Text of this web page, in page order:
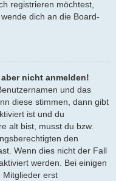
registrieren möchtest,
dich an die Board-
nicht anmelden!
und das
diese stimmen, dann gibt
ist und du
alt bist, musst du bzw.
den
Wenn dies nicht der Fall
werden. Bei einigen
Mitglieder erst